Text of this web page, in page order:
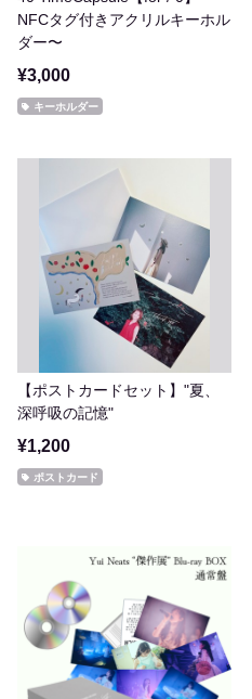
NFCタグ付きアクリルキーホル
ダー〜
¥3,000
キーホルダー
【ポストカードセット】"夏、
深呼吸の記憶"
¥1,200
ポストカード